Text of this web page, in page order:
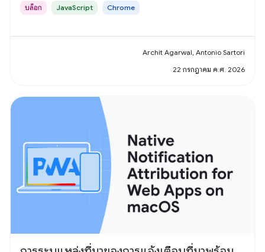
บล็อก JavaScript Chrome
Archit Agarwal, Antonio Sartori
22 กรกฎาคม ค.ศ. 2026